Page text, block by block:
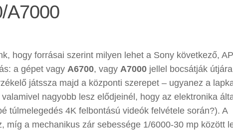
A7000
hogy forrásai szerint milyen lehet a Sony következő,
a gépet vagy A6700, vagy A7000 jellel bocsátják
játssza majd a központi szerepet – ugyanez a
nagyobb lesz elődjeinél, hogy az elektronika
túlmelegedés 4K felbontású videók felvétele során?). A
míg a mechanikus zár sebessége 1/6000-30 mp között